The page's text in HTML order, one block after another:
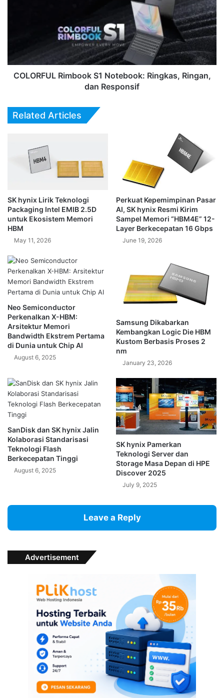
COLORFUL Rimbook S1 Notebook: Ringkas, Ringan,
dan Responsif
Related Articles
SK hynix Lirik Teknologi
Packaging Intel EMIB 2.5D
untuk Ekosistem Memori
HBM
May 11, 2026
Perkuat Kepemimpinan Pasar
AI, SK hynix Resmi Kirim
Sampel Memori “HBM4E” 12-
Layer Berkecepatan 16 Gbps
June 19, 2026
Neo Semiconductor
Perkenalkan X-HBM:
Arsitektur Memori
Bandwidth Ekstrem Pertama
di Dunia untuk Chip AI
August 6, 2025
Samsung Dikabarkan
Kembangkan Logic Die HBM
Kustom Berbasis Proses 2
nm
January 23, 2026
SanDisk dan SK hynix Jalin
Kolaborasi Standarisasi
Teknologi Flash
Berkecepatan Tinggi
August 6, 2025
SK hynix Pamerkan
Teknologi Server dan
Storage Masa Depan di HPE
Discover 2025
July 9, 2025
Leave a Reply
Advertisement